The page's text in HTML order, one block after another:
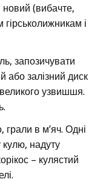
новий (вибачте,
і
запозичувати
або залізний диск
узвишшя.
грали в м’яч. Одні
надуту
– кулястий